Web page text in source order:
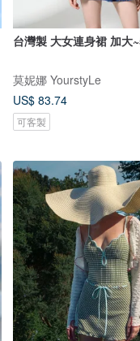
台灣製 大女連身裙 加大
莫妮娜 YourstyLe
US$ 83.74
可客製